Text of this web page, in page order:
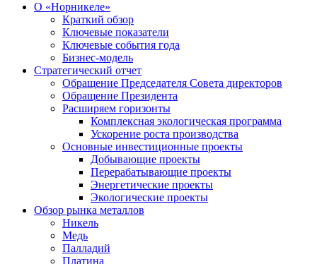
О «Норникеле»
Краткий обзор
Ключевые показатели
Ключевые события года
Бизнес-модель
Стратегический отчет
Обращение Председателя Совета директоров
Обращение Президента
Расширяем горизонты
Комплексная экологическая программа
Ускорение роста производства
Основные инвестиционные проекты
Добывающие проекты
Перерабатывающие проекты
Энергетические проекты
Экологические проекты
Обзор рынка металлов
Никель
Медь
Палладий
Платина